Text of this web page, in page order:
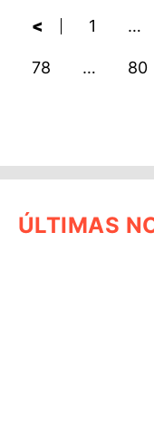
< 1 …
78 … 80
ÚLTIMAS